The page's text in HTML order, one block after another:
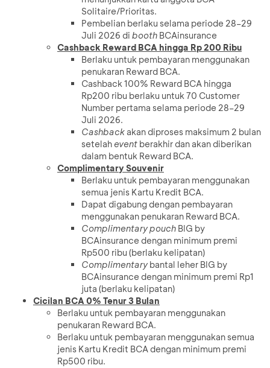
Solitaire/Prioritas.
Pembelian berlaku selama periode 28–29
Juli 2026 di booth BCAinsurance
Cashback Reward BCA hingga Rp 200 Ribu
Berlaku untuk pembayaran menggunakan
penukaran Reward BCA.
Cashback 100% Reward BCA hingga
Rp200 ribu berlaku untuk 70 Customer
Number pertama selama periode 28–29
Juli 2026.
Cashback akan diproses maksimum 2 bulan
setelahevent berakhir dan akan diberikan
dalam bentuk Reward BCA.
Complimentary Souvenir
Berlaku untuk pembayaran menggunakan
semua jenis Kartu Kredit BCA.
Dapat digabung dengan pembayaran
menggunakan penukaran Reward BCA.
Complimentary pouch BIG by
BCAinsurance dengan minimum premi
Rp500 ribu (berlaku kelipatan)
Complimentarybantal leher BIG by
BCAinsurance dengan minimum premi Rp1
juta (berlaku kelipatan)
Cicilan BCA 0% Tenur 3 Bulan
Berlaku untuk pembayaran menggunakan
penukaran Reward BCA.
Berlaku untuk pembayaran menggunakan semua
jenis Kartu Kredit BCA dengan minimum premi
Rp500 ribu.